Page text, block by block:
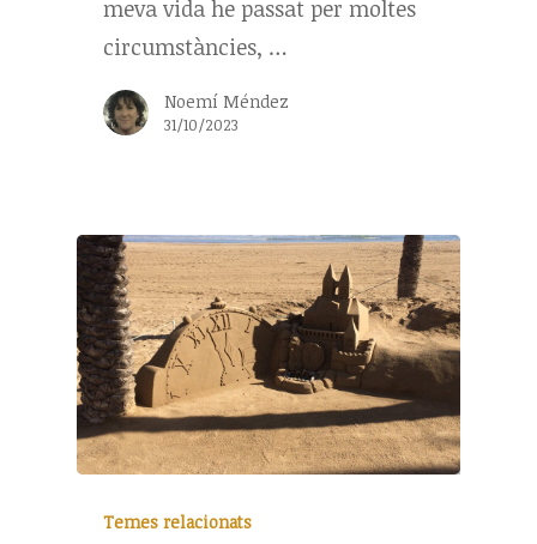
meva vida he passat per moltes
circumstàncies, …
Noemí Méndez
31/10/2023
Temes relacionats